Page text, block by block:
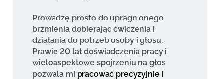
Prowadzę prosto do upragnionego
brzmienia dobierając ćwiczenia i
działania do potrzeb osoby i głosu.
Prawie 20 lat doświadczenia pracy i
wieloaspektowe spojrzeniu na głos
pozwala mi pracować precyzyjnie i